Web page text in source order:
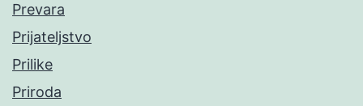
Prevara
Prijateljstvo
Prilike
Priroda